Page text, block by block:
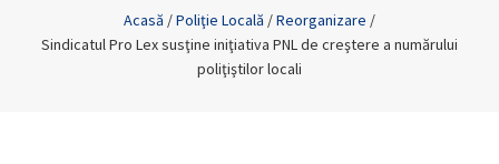
Acasă /Poliţie Locală /Reorganizare /
Sindicatul Pro Lex susţine iniţiativa PNL de creştere a numărului
poliţiştilor locali